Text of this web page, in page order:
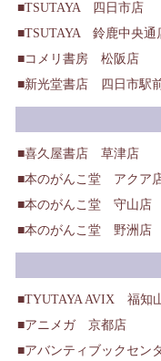
TSUTAYA 四日市店
TSUTAYA 鈴鹿中央通
コメリ書房 松阪店
新光堂書店 四日市駅
喜久屋書店 草津店
本のがんこ堂 アクア
本のがんこ堂 守山店
本のがんこ堂 野洲店
TYUTAYA AVIX 福知
アニメガ 京都店
アバンティブックセ